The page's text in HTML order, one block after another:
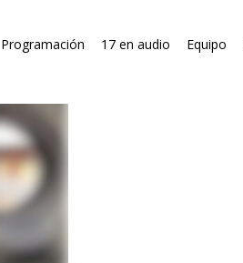
Programación 17 en audio Equipo